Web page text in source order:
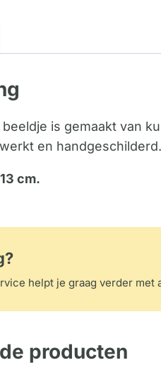
beeldje is gemaakt van
en handgeschilderd.
cm.
helpt je graag verder met
producten